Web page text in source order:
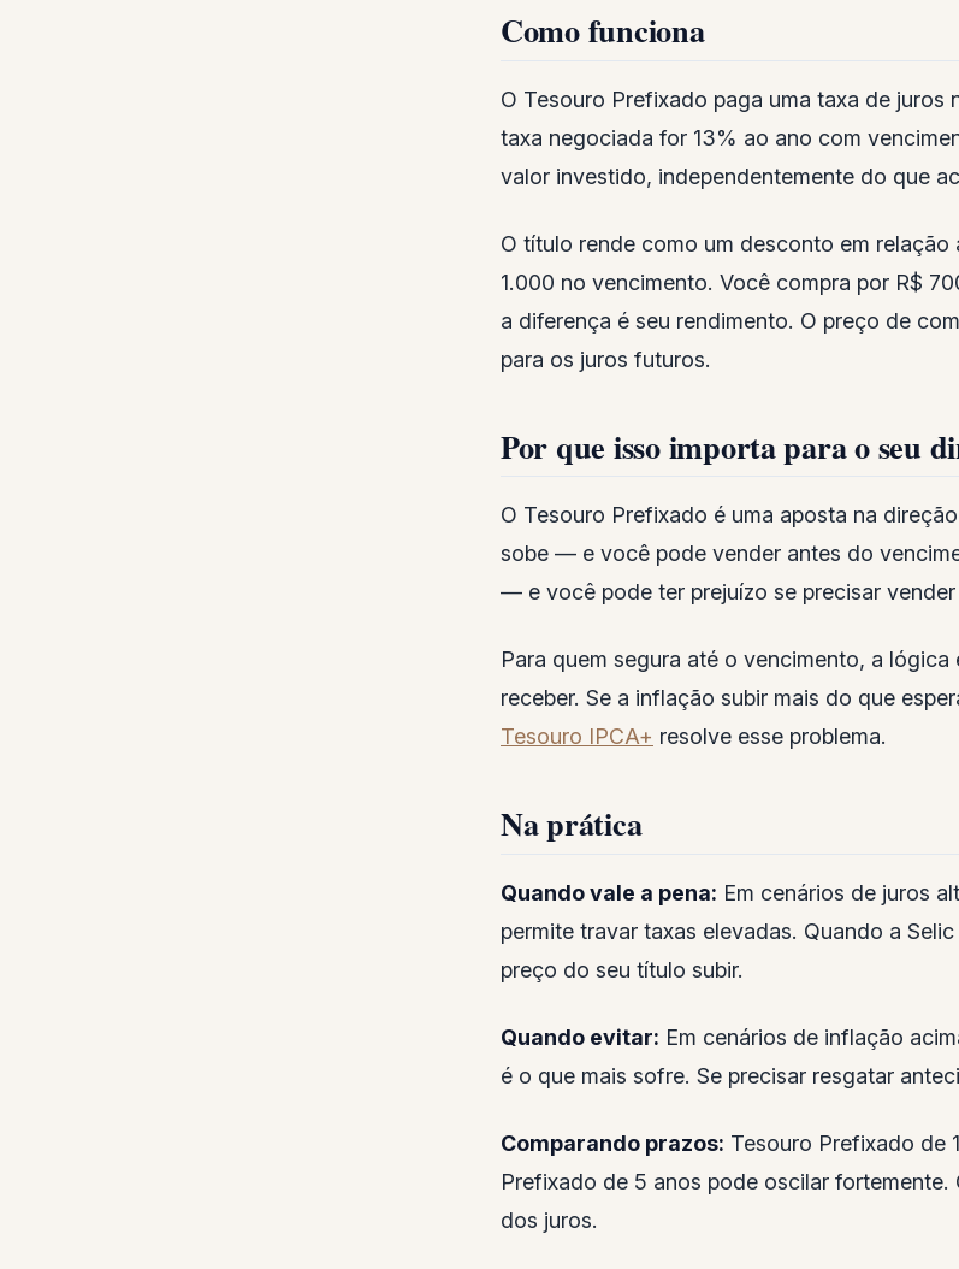
Como funciona
O Tesouro Prefixado paga uma taxa de
taxa negociada for 13% ao ano com
valor investido, independentemente do que
O título rende como um desconto em
1.000 no vencimento. Você compra por R$
a diferença é seu rendimento. O preço de
para os juros futuros.
Por que isso importa para o seu
O Tesouro Prefixado é uma aposta na
sobe — e você pode vender antes do
— e você pode ter prejuízo se precisar
Para quem segura até o vencimento, a
receber. Se a inflação subir mais do que
Tesouro IPCA+ resolve esse problema.
Na prática
Quando vale a pena: Em cenários de juros
permite travar taxas elevadas. Quando a
preço do seu título subir.
Quando evitar: Em cenários de inflação
é o que mais sofre. Se precisar resgatar
Comparando prazos: Tesouro Prefixado de
Prefixado de 5 anos pode oscilar
dos juros.